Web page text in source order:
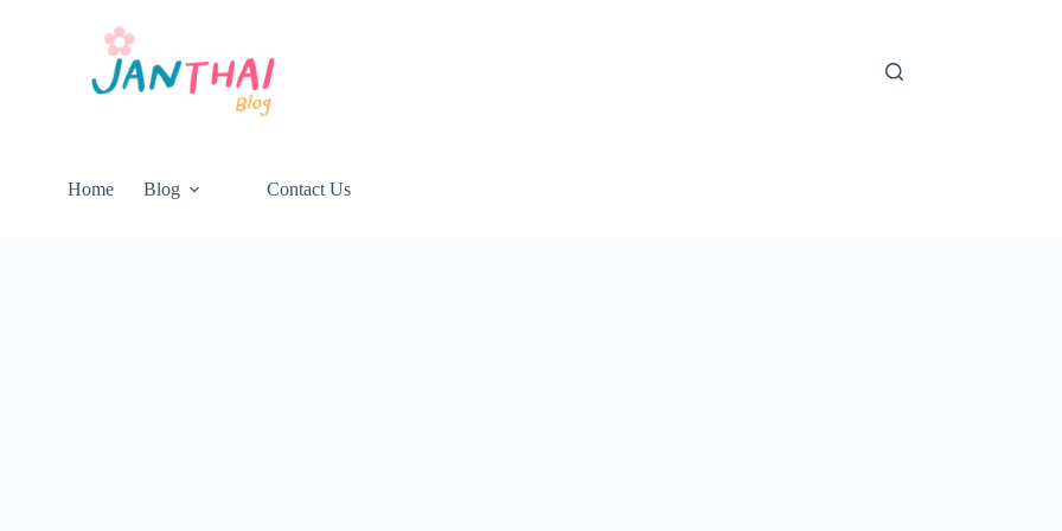
Home Blog Contact Us